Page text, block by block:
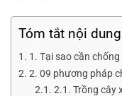
Tóm tắt nội dung
1. Tại sao cần
2. 09 phương pháp
2.1. Trồng cây